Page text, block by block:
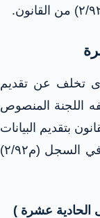
تخلف عن تقديم
اللجنة المنصوص
من المادة (۹۲) من القانون بتقديم البيانات
عن حيازته إلى الجمعية التعاونية لرصدها في السجل (م٢/٩٢)
الحادية عشرة )